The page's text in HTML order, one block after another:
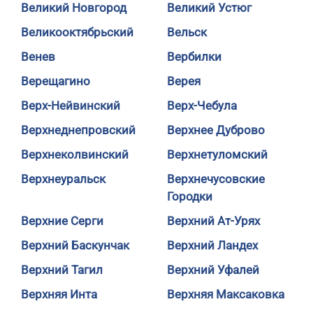
Великий Новгород
Великий Устюг
Великооктябрьский
Вельск
Венев
Вербилки
Верещагино
Верея
Верх-Нейвинский
Верх-Чебула
Верхнеднепровский
Верхнее Дуброво
Верхнеколвинский
Верхнетуломский
Верхнеуральск
Верхнечусовские
Городки
Верхние Серги
Верхний Ат-Урях
Верхний Баскунчак
Верхний Ландех
Верхний Тагил
Верхний Уфалей
Верхняя Инта
Верхняя Максаковка